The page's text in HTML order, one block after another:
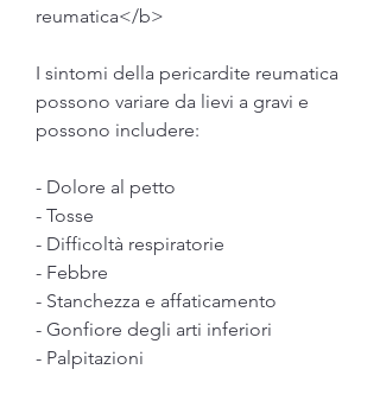
reumatica</b>
I sintomi della pericardite reumatica
possono variare da lievi a gravi e
possono includere:
- Dolore al petto
- Tosse
- Difficoltà respiratorie
- Febbre
- Stanchezza e affaticamento
- Gonfiore degli arti inferiori
- Palpitazioni